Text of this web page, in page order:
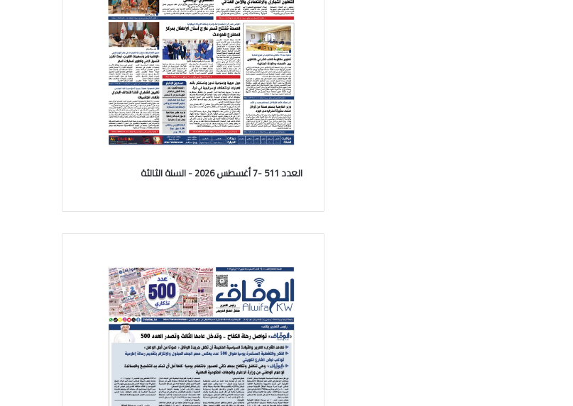
العدد 511 -7 أغسطس 2026 - السنة الثالثة